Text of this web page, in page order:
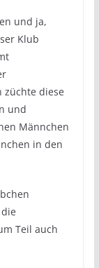
und ja,
Klub
züchte diese
und
Männchen
in den
Teil auch